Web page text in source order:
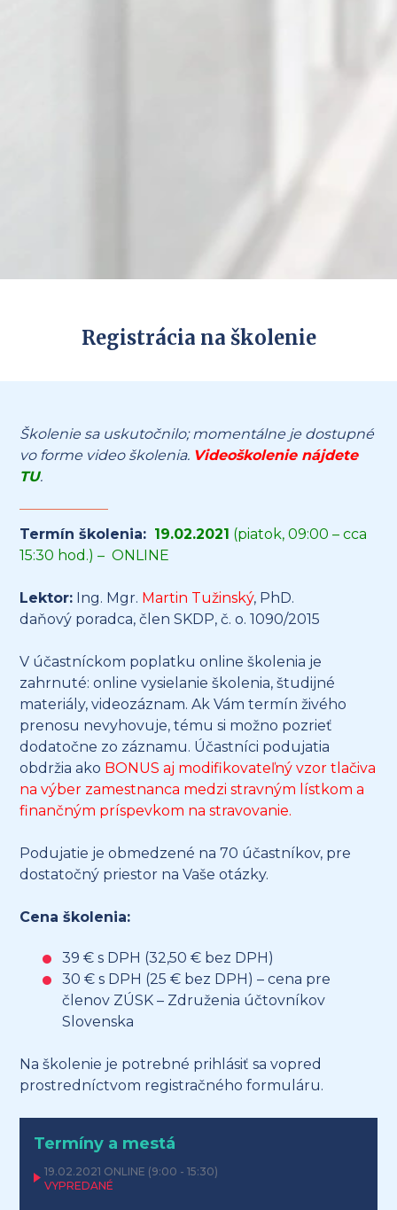
Registrácia na školenie
Školenie sa uskutočnilo; momentálne je dostupné
vo forme video školenia. Videoškolenie nájdete
TU.
Termín školenia: 19.02.2021 (piatok, 09:00 – cca
15:30 hod.) – ONLINE
Lektor: Ing. Mgr. Martin Tužinský, PhD.
daňový poradca, člen SKDP, č. o. 1090/2015
V účastníckom poplatku online školenia je
zahrnuté: online vysielanie školenia, študijné
materiály, videozáznam. Ak Vám termín živého
prenosu nevyhovuje, tému si možno pozrieť
dodatočne zo záznamu. Účastníci podujatia
obdržia ako BONUS aj modifikovateľný vzor tlačiva
na výber zamestnanca medzi stravným lístkom a
finančným príspevkom na stravovanie.
Podujatie je obmedzené na 70 účastníkov, pre
dostatočný priestor na Vaše otázky.
Cena školenia:
39 € s DPH (32,50 € bez DPH)
30 € s DPH (25 € bez DPH) – cena pre
členov ZÚSK – Združenia účtovníkov
Slovenska
Na školenie je potrebné prihlásiť sa vopred
prostredníctvom registračného formuláru.
Termíny a mestá
19.02.2021 ONLINE (9:00 - 15:30)
VYPREDANÉ